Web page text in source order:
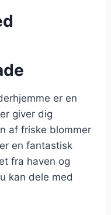
er en
giver dig
af friske blommer
en fantastisk
fra haven og
kan dele med